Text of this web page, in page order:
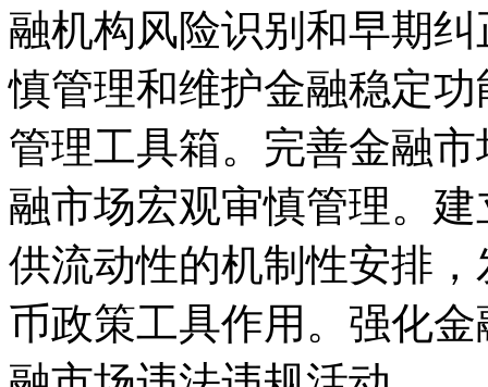
融机构风险识别和早期
慎管理和维护金融稳定
管理工具箱。完善金融
融市场宏观审慎管理。
供流动性的机制性安排
币政策工具作用。强化